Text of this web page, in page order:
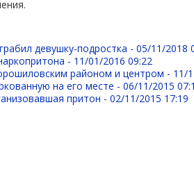
девушку-подростка -05/11/2018
- 11/01/2016 09:22
районом и центром - 11/
на его месте -06/11/2015
притон -02/11/2015 17:19